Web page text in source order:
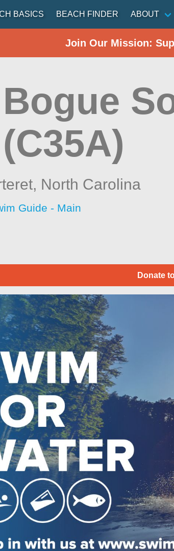
BASICS BEACH FINDER ABOUT
Join Our Mission:
Bogue
(C35A)
North Carolina
Guide - Main
Donate